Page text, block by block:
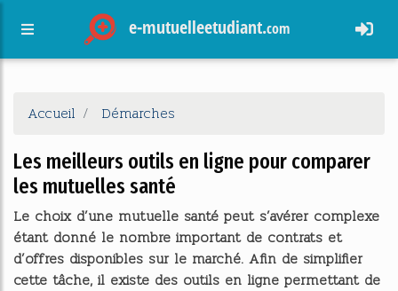
e-mutuelleetudiant.com
Accueil Démarches
Les meilleurs outils en ligne pour comparer
les mutuelles santé
Le choix d’une mutuelle santé peut s’avérer complexe
étant donné le nombre important de contrats et
d’offres disponibles sur le marché. Afin de simplifier
cette tâche, il existe des outils en ligne permettant de